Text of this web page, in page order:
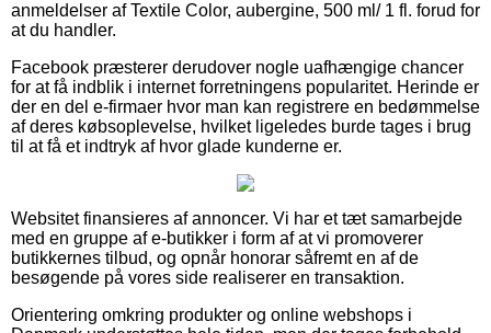
anmeldelser af Textile Color, aubergine, 500 ml/ 1 fl. forud for
at du handler.
Facebook præsterer derudover nogle uafhængige chancer
for at få indblik i internet forretningens popularitet. Herinde er
der en del e-firmaer hvor man kan registrere en bedømmelse
af deres købsoplevelse, hvilket ligeledes burde tages i brug
til at få et indtryk af hvor glade kunderne er.
Websitet finansieres af annoncer. Vi har et tæt samarbejde
med en gruppe af e-butikker i form af at vi promoverer
butikkernes tilbud, og opnår honorar såfremt en af de
besøgende på vores side realiserer en transaktion.
Orientering omkring produkter og online webshops i